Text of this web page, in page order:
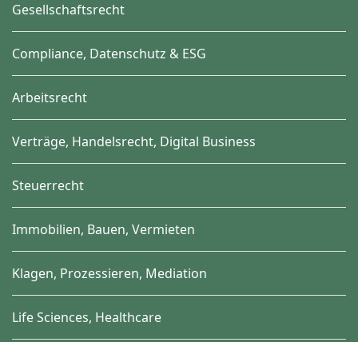
Gesellschaftsrecht
Compliance, Datenschutz & ESG
Arbeitsrecht
Verträge, Handelsrecht, Digital Business
Steuerrecht
Immobilien, Bauen, Vermieten
Klagen, Prozessieren, Mediation
Life Sciences, Healthcare